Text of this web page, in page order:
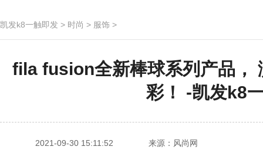
凯发k8一触即发 > 时尚 > 服饰 >
fila fusion全新棒球系列产品，
彩！ -凯发k8
2021-09-30 15:11:52 来源：风尚网